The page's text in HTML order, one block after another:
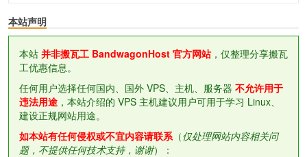
本站声明
本站 并非搬瓦工 BandwagonHost 官方网站，仅整理分享搬瓦
工优惠信息。
任何用户选择任何国内、国外 VPS、主机、服务器 不允许用于
违法用途 ，本站介绍的 VPS 主机建议用户可用于学习 Linux、
建设正规网站用途。
如本站有任何侵权或不宜内容请联系（仅处理网站内容相关问
题，不提供任何技术支持，谢谢）：